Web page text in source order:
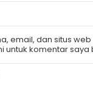
email, dan situs
untuk komentar saya